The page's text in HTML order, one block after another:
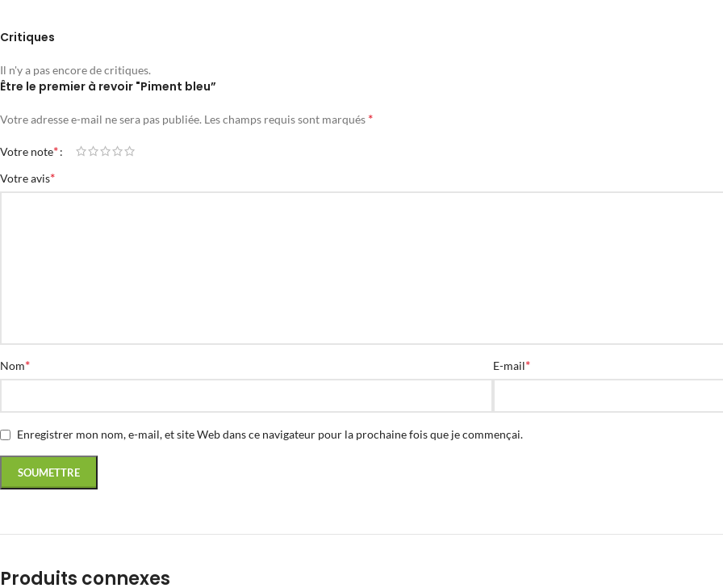
Critiques
Il n'y a pas encore de critiques.
Être le premier à revoir "Piment bleu”
Votre adresse e-mail ne sera pas publiée. Les champs requis sont marqués *
Votre note*
Votre avis*
Nom* E-mail*
Enregistrer mon nom, e-mail, et site Web dans ce navigateur pour la prochaine fois que je commençai.
Produits connexes